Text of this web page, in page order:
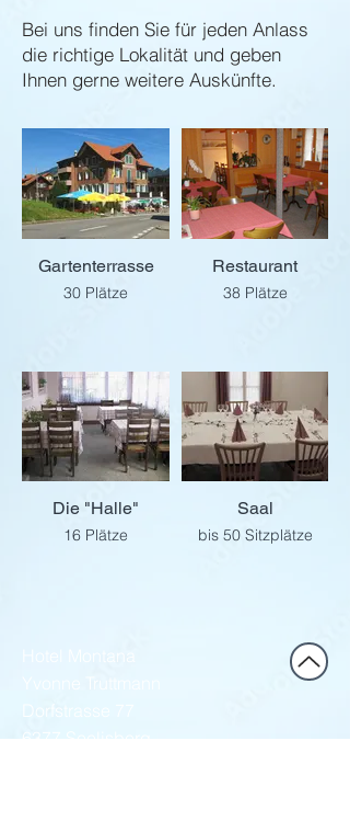
Bei uns finden Sie für jeden Anlass
die richtige Lokalität und geben
Ihnen gerne weitere Auskünfte.
Gartenterrasse
30 Plätze
Restaurant
38 Plätze
Die "Halle"
16 Plätze
Saal
bis 50 Sitzplätze
Hotel Montana
Dorfstrasse 77
6377 Seelisberg